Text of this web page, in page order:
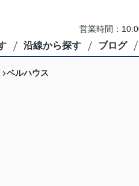
営業時間：
沿線から探す ブログ
ベルハウス